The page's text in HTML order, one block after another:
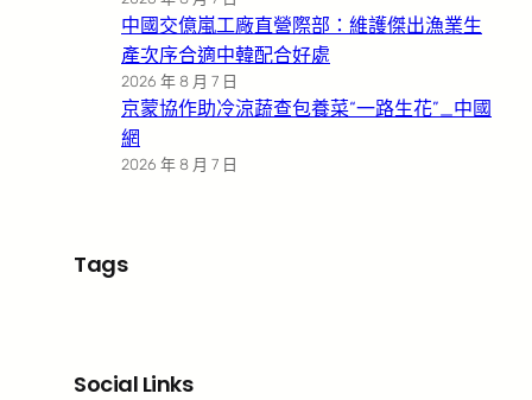
中國交億嵐工廠直營際部：維護傑出漁業生
產次序合適中韓配合好處
2026 年 8 月 7 日
京蒙協作助冷涼蔬查包養菜“一路生花”_中國
網
2026 年 8 月 7 日
Tags
Social Links